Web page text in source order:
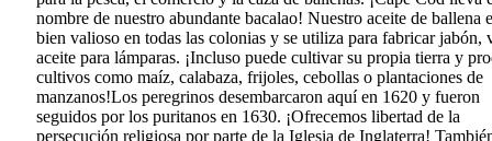
nombre de nuestro abundante bacalao! Nuestro aceite de ballena
bien valioso en todas las colonias y se utiliza para fabricar jabón,
aceite para lámparas. ¡Incluso puede cultivar su propia tierra y
cultivos como maíz, calabaza, frijoles, cebollas o plantaciones de
manzanos!Los peregrinos desembarcaron aquí en 1620 y fueron
seguidos por los puritanos en 1630. ¡Ofrecemos libertad de la
persecución religiosa por parte de la Iglesia de Inglaterra!